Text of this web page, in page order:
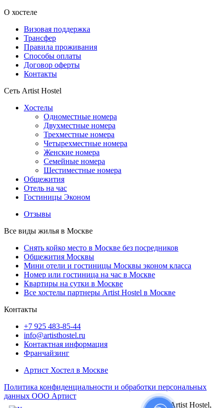
О хостеле
Визовая поддержка
Трансфер
Правила проживания
Способы оплаты
Договор оферты
Контакты
Сеть Artist Hostel
Хостелы
Одноместные номера
Двухместные номера
Трехместные номера
Четырехместные номера
Женские номера
Семейные номера
Шестиместные номера
Общежития
Отель на час
Гостиницы Эконом
Отзывы
Все виды жилья в Москве
Снять койко место в Москве без посредников
Общежития Москвы
Мини отели и гостиницы Москвы эконом класса
Номер или гостиница на час в Москве
Квартиры на сутки в Москве
Все хостелы партнеры Artist Hostel в Москве
Контакты
+7 925 483-85-44
info@artisthostel.ru
Контактная информация
Франчайзинг
Артист Хостел в Москве
Политика конфиденциальности и обработки персональных
данных ООО Артист
© Artist Hostel,